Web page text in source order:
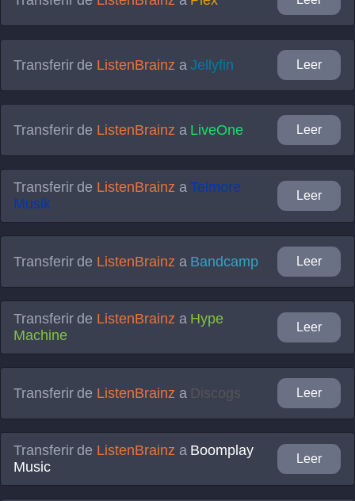
Transferir de ListenBrainz aJellyfin Leer
Transferir de ListenBrainz a LiveOne Leer
Transferir de ListenBrainz aTelmore
Musik
Leer
Transferir de ListenBrainz a Bandcamp Leer
Transferir de ListenBrainz a Hype
Machine
Leer
Transferir de ListenBrainz a Discogs Leer
Transferir de ListenBrainz a Boomplay
Music
Leer